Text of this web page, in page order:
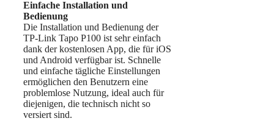
Einfache Installation und
Bedienung
Die Installation und Bedienung der
TP-Link Tapo P100 ist sehr einfach
dank der kostenlosen App, die für iOS
und Android verfügbar ist. Schnelle
und einfache tägliche Einstellungen
ermöglichen den Benutzern eine
problemlose Nutzung, ideal auch für
diejenigen, die technisch nicht so
versiert sind.